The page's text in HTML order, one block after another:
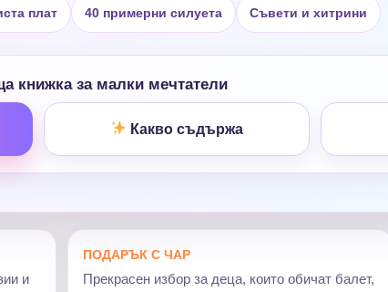
плат 40 примерни силуета Съвети и хитрини
книжка за малки мечтатели
Какво съдържа
и
ПОДАРЪК С ЧАР
Прекрасен избор за деца, които обичат балет,